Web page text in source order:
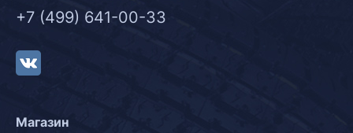
+7 (499) 641-00-33
Магазин